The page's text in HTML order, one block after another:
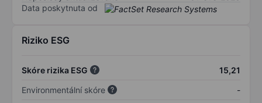
Data poskytnuta od
Riziko ESG
Skóre rizika ESG
15,21
Environmentální skóre
-